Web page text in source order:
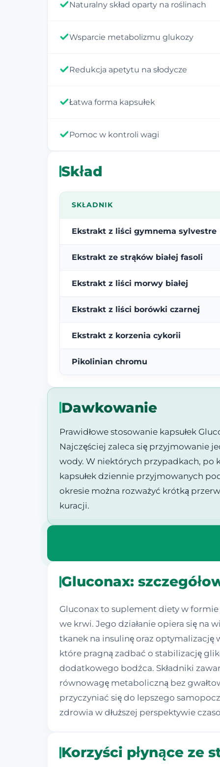
Naturalny skład oparty na roślinach
Wsparcie metabolizmu glukozy
Redukcja apetytu na słodycze
Łatwa forma kapsułek
Pomoc w kontroli wagi
Skład
SKŁADNIK
Ekstrakt z liści gymnema sylvestre
Ekstrakt ze strąków białej fasoli
Ekstrakt z liści morwy białej
Ekstrakt z liści borówki czarnej
Ekstrakt z korzenia cykorii
Pikolinian chromu
Dawkowanie
Prawidłowe stosowanie kapsułek
Najczęściej zaleca się przyjmowanie
wody. W niektórych przypadkach, po
kapsułek dziennie przyjmowanych
okresie można rozważyć krótką
kuracji.
Gluconax:
Gluconax to suplement diety w
we krwi. Jego działanie opiera się
tkanek na insulinę oraz optymalizację
które pragną zadbać o stabilizację
dodatkowego bodźca. Składniki
równowagę metaboliczną bez
przyczyniać się do lepszego
zdrowia w dłuższej perspektywie
Korzyści płynące ze